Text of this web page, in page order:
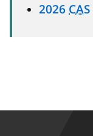
2026 CAS